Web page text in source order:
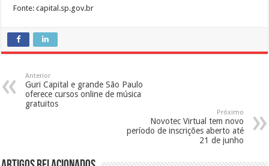
Fonte: capital.sp.gov.br
Anterior
Guri Capital e grande São Paulo
oferece cursos online de música
gratuitos
Próximo
Novotec Virtual tem novo
período de inscrições aberto até
21 de junho